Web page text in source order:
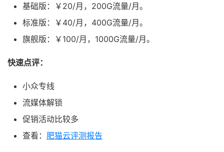
基础版：￥20/月，200G流量/月。
标准版：￥40/月，400G流量/月。
旗舰版：￥100/月，1000G流量/月。
快速点评：
小众专线
流媒体解锁
促销活动比较多
查看： 肥猫云评测报告